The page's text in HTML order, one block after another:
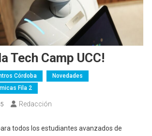
Tech Camp UCC!
Córdoba
Novedades
Fila 2
Redacción
todos los estudiantes avanzados de